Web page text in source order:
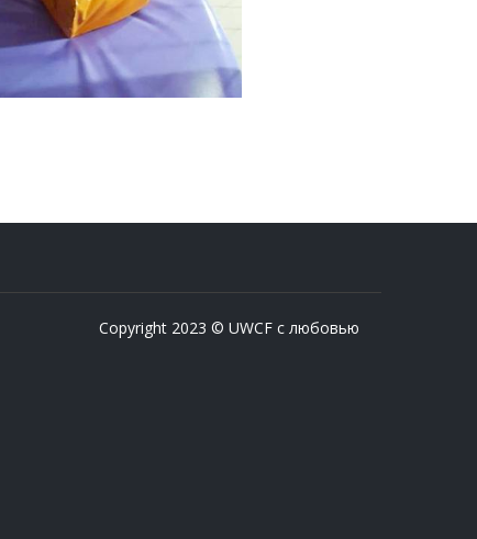
Copyright 2023 © UWCF с любовью